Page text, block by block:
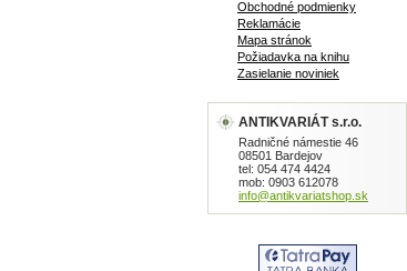
Obchodné podmienky
Reklamácie
Mapa stránok
Požiadavka na knihu
Zasielanie noviniek
ANTIKVARIÁT s.r.o.
Radničné námestie 46
08501 Bardejov
tel: 054 474 4424
mob: 0903 612078
info@antikvariatshop.sk